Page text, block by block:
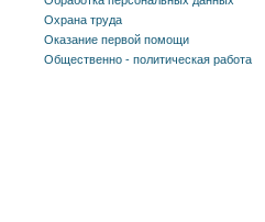
Охрана труда
Оказание первой помощи
Общественно - политическая работа